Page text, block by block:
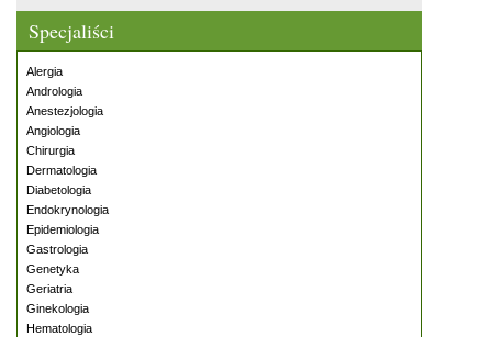
Specjaliści
Alergia
Andrologia
Anestezjologia
Angiologia
Chirurgia
Dermatologia
Diabetologia
Endokrynologia
Epidemiologia
Gastrologia
Genetyka
Geriatria
Ginekologia
Hematologia